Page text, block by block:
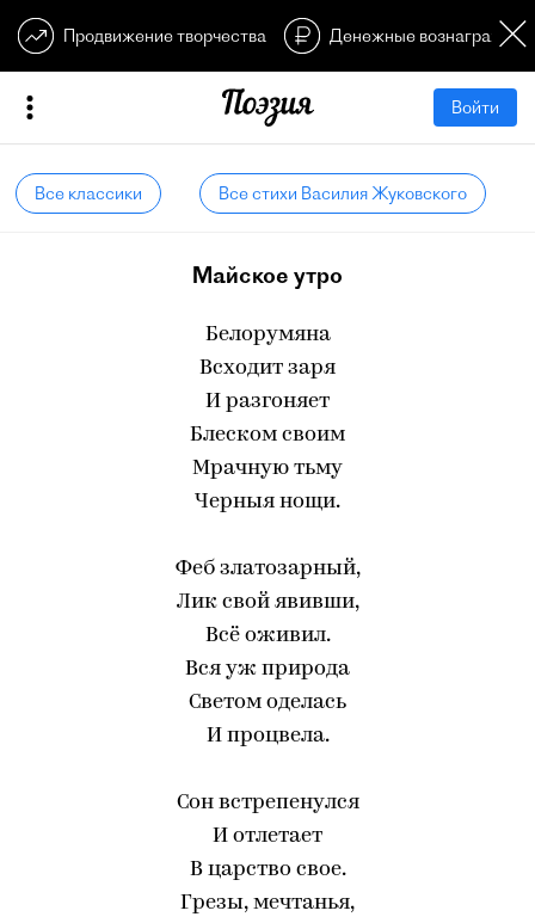
Продвижение творчества Денежные
Войти
Все классики Все стихи Василия Жуковского
Майское утро
Белорумяна
Всходит заря
И разгоняет
Блеском своим
Мрачную тьму
Черныя нощи.
Феб златозарный,
Лик свой явивши,
Всё оживил.
Вся уж природа
Светом оделась
И процвела.
Сон встрепенулся
И отлетает
В царство свое.
Грезы, мечтанья,